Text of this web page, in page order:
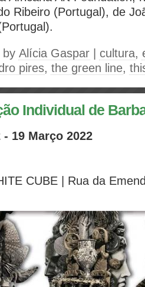
Ribeiro (Portugal), de
by Alícia Gaspar cultura,
pires, the green line,
Individual de
19 Março 2022
CUBE | Rua da